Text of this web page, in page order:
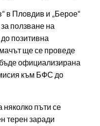
в Пловдив и „Берое“
ползване на
позитивна
ще се проведе
официализирана
към БФС до
пъти се
терен заради